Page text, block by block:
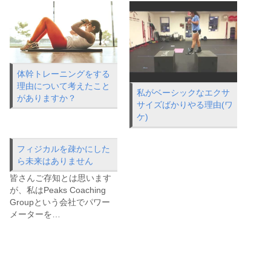
体幹トレーニングをする
理由について考えたこと
がありますか？
私がベーシックなエクサ
サイズばかりやる理由(ワ
ケ)
フィジカルを疎かにした
ら未来はありません
皆さんご存知とは思います
が、私はPeaks Coaching
Groupという会社でパワー
メーターを…